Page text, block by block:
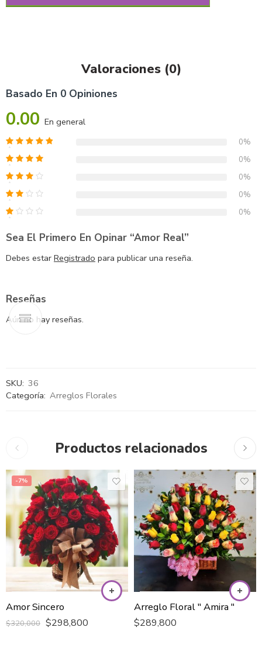
Valoraciones (0)
Basado En 0 Opiniones
0.00 En general
0%
0%
0%
0%
0%
Sea El Primero En Opinar “Amor Real”
Debes estar Registrado para publicar una reseña.
Reseñas
Aún no hay reseñas.
SKU: 36
Categoría: Arreglos Florales
Productos relacionados
-7%
Amor Sincero
$320,000 $298,800
Arreglo Floral " Amira "
$289,800